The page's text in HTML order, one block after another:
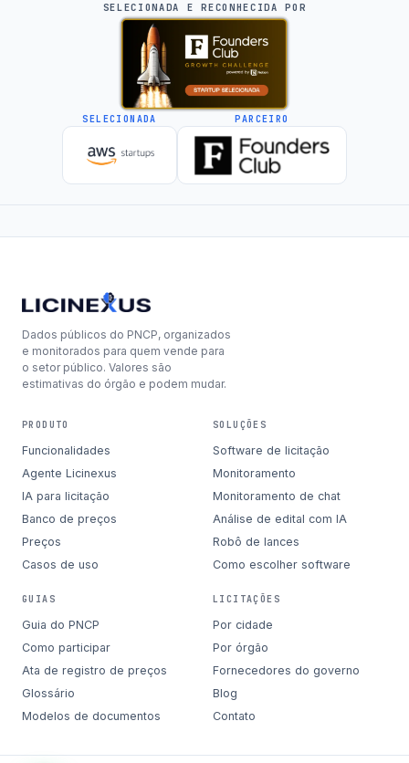
SELECIONADA E RECONHECIDA POR
SELECIONADA PARCEIRO
Dados públicos do PNCP, organizados
e monitorados para quem vende para
o setor público. Valores são
estimativas do órgão e podem mudar.
PRODUTO
Funcionalidades
Agente Licinexus
IA para licitação
Banco de preços
Preços
Casos de uso
SOLUÇÕES
Software de licitação
Monitoramento
Monitoramento de chat
Análise de edital com IA
Robô de lances
Como escolher software
GUIAS
Guia do PNCP
Como participar
Ata de registro de preços
Glossário
Modelos de documentos
LICITAÇÕES
Por cidade
Por órgão
Fornecedores do governo
Blog
Contato